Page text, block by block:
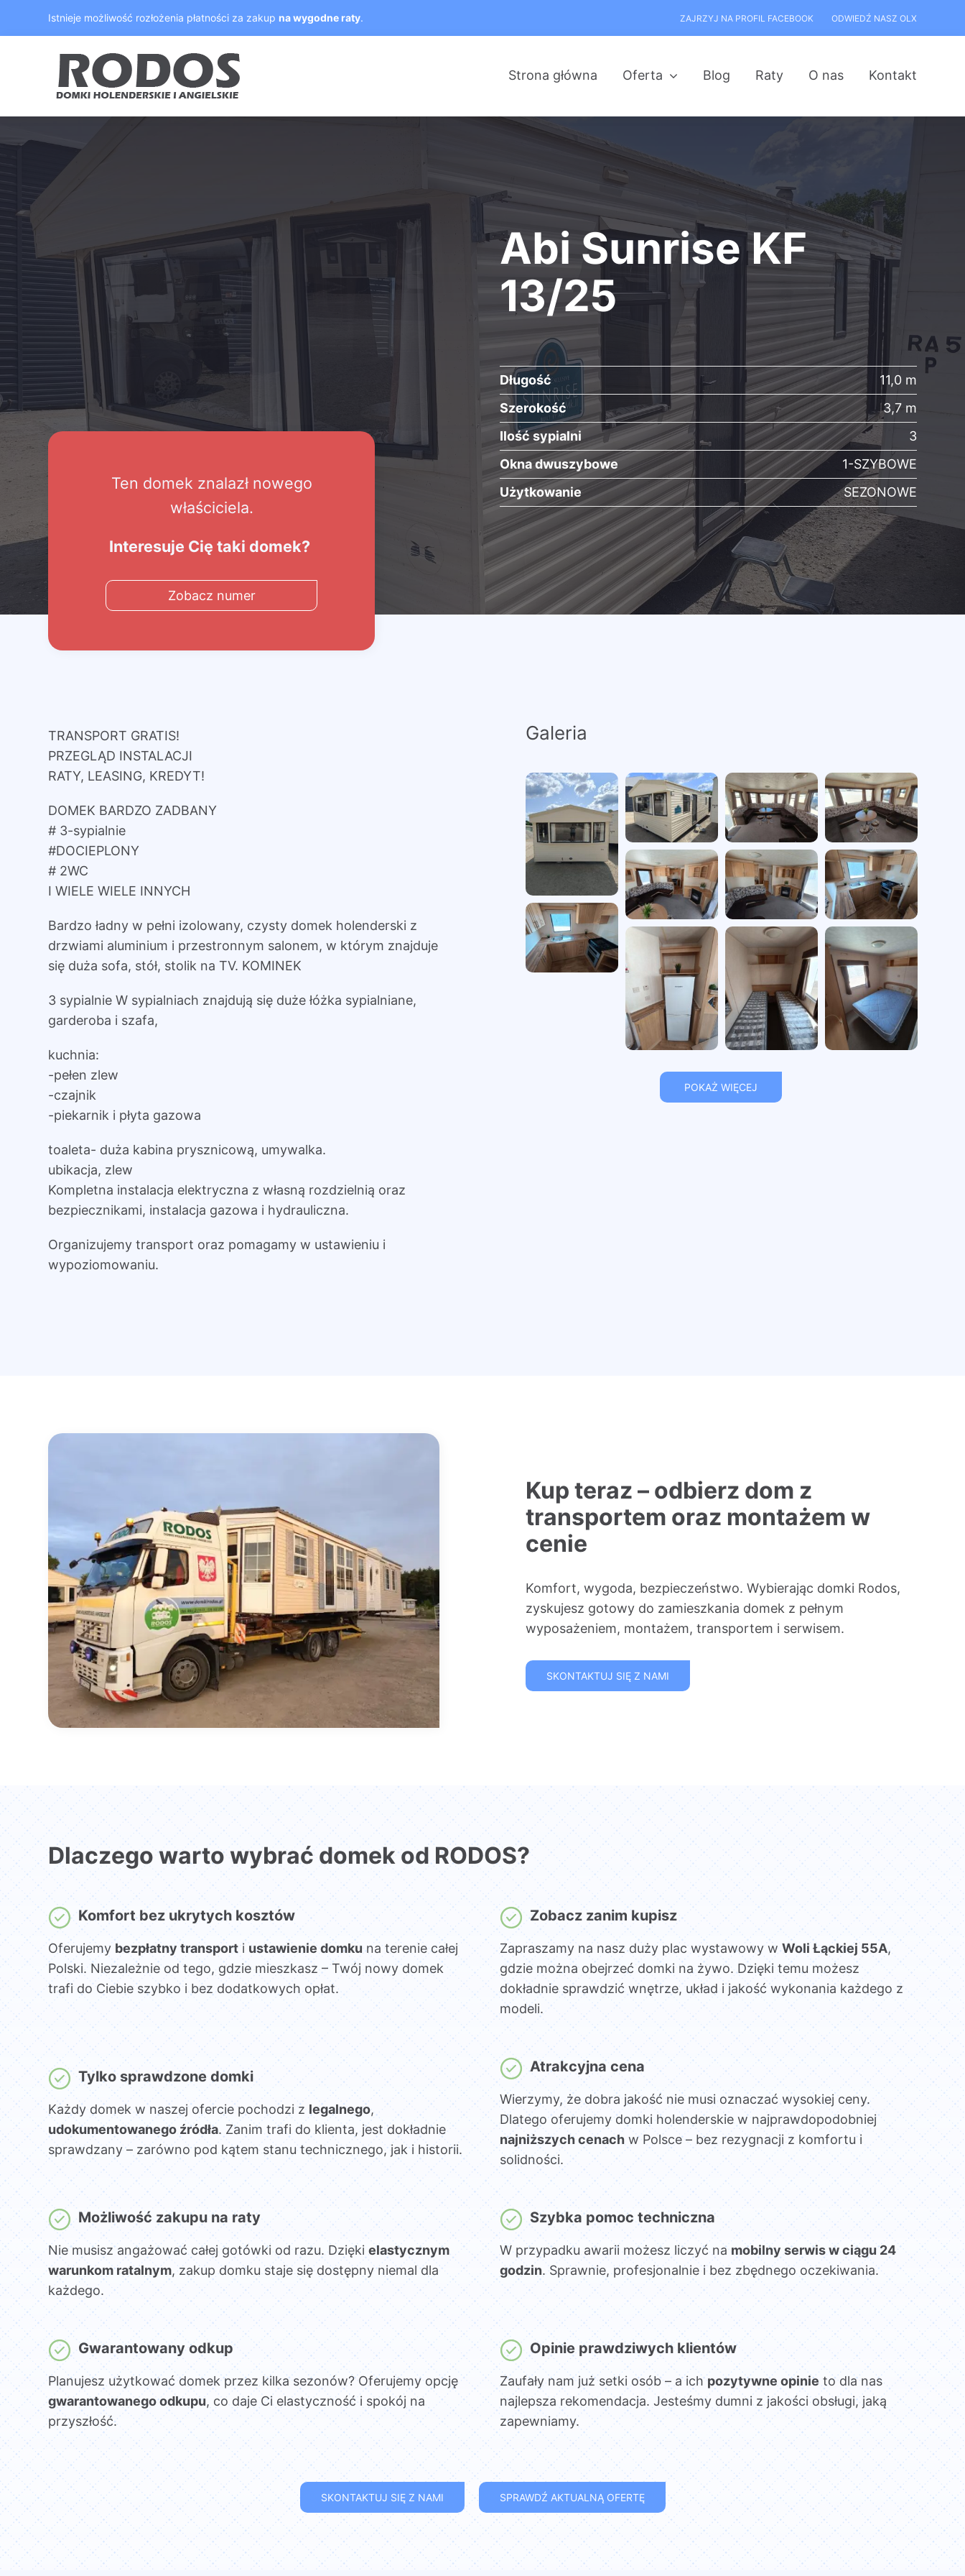
Istnieje możliwość rozłożenia płatności za zakupna wygodne raty. ZAJRZYJ NA PROFIL FACEBOOK ODWIEDŹ NASZ OLX
Strona główna Oferta Blog Raty O nas Kontakt
Ten domek znalazł nowego
właściciela.
Interesuje Cię taki domek?
Zobacz numer
Abi Sunrise KF
13/25
Długość
11,0 m
Szerokość
3,7 m
Ilość sypialni
3
Okna dwuszybowe
1-SZYBOWE
Użytkowanie
SEZONOWE
TRANSPORT GRATIS!
PRZEGLĄD INSTALACJI
RATY, LEASING, KREDYT!
DOMEK BARDZO ZADBANY
# 3-sypialnie
#DOCIEPLONY
# 2WC
I WIELE WIELE INNYCH
Bardzo ładny w pełni izolowany, czysty domek holenderski z
drzwiami aluminium i przestronnym salonem, w którym znajduje
się duża sofa, stół, stolik na TV. KOMINEK
3 sypialnie W sypialniach znajdują się duże łóżka sypialniane,
garderoba i szafa,
kuchnia:
-pełen zlew
-czajnik
-piekarnik i płyta gazowa
toaleta- duża kabina prysznicową, umywalka.
ubikacja, zlew
Kompletna instalacja elektryczna z własną rozdzielnią oraz
bezpiecznikami, instalacja gazowa i hydrauliczna.
Organizujemy transport oraz pomagamy w ustawieniu i
wypoziomowaniu.
Galeria
POKAŻ WIĘCEJ
Kup teraz – odbierz dom z
transportem oraz montażem w
cenie
Komfort, wygoda, bezpieczeństwo. Wybierając domki Rodos,
zyskujesz gotowy do zamieszkania domek z pełnym
wyposażeniem, montażem, transportem i serwisem.
SKONTAKTUJ SIĘ Z NAMI
Dlaczego warto wybrać domek od RODOS?
Komfort bez ukrytych kosztów
Oferujemy bezpłatny transport i ustawienie domku na terenie całej
Polski. Niezależnie od tego, gdzie mieszkasz – Twój nowy domek
trafi do Ciebie szybko i bez dodatkowych opłat.
Zobacz zanim kupisz
Zapraszamy na nasz duży plac wystawowy wWoli Łąckiej 55A,
gdzie można obejrzeć domki na żywo. Dzięki temu możesz
dokładnie sprawdzić wnętrze, układ i jakość wykonania każdego z
modeli.
Tylko sprawdzone domki
Każdy domek w naszej ofercie pochodzi zlegalnego,
udokumentowanego źródła. Zanim trafi do klienta, jest dokładnie
sprawdzany – zarówno pod kątem stanu technicznego, jak i historii.
Atrakcyjna cena
Wierzymy, że dobra jakość nie musi oznaczać wysokiej ceny.
Dlatego oferujemy domki holenderskie w najprawdopodobniej
najniższych cenach w Polsce – bez rezygnacji z komfortu i
solidności.
Możliwość zakupu na raty
Nie musisz angażować całej gotówki od razu. Dziękielastycznym
warunkom ratalnym, zakup domku staje się dostępny niemal dla
każdego.
Szybka pomoc techniczna
W przypadku awarii możesz liczyć namobilny serwis w ciągu 24
godzin. Sprawnie, profesjonalnie i bez zbędnego oczekiwania.
Gwarantowany odkup
Planujesz użytkować domek przez kilka sezonów? Oferujemy opcję
gwarantowanego odkupu, co daje Ci elastyczność i spokój na
przyszłość.
Opinie prawdziwych klientów
Zaufały nam już setki osób – a ichpozytywne opinie to dla nas
najlepsza rekomendacja. Jesteśmy dumni z jakości obsługi, jaką
zapewniamy.
SKONTAKTUJ SIĘ Z NAMI SPRAWDŹ AKTUALNĄ OFERTĘ